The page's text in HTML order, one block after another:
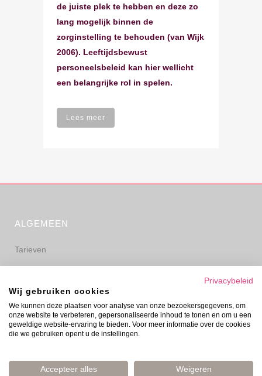
de juiste plek te hebben en deze zo
lang mogelijk binnen de
zorginstelling te behouden (van Wijk
2006). Leeftijdsbewust
personeelsbeleid kan hier wellicht
een belangrijke rol in spelen.
Lees meer
ALGEMEEN
Tarieven
Privacyverklaring
Disclaimer
Privacybeleid
Wij gebruiken cookies
We kunnen deze plaatsen voor analyse van onze bezoekersgegevens, om
onze website te verbeteren, gepersonaliseerde inhoud te tonen en om u een
geweldige website-ervaring te bieden. Voor meer informatie over de cookies
die we gebruiken opent u de instellingen.
Accepteer alles Weigeren